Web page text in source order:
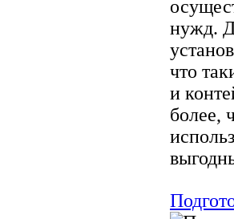
нужд.
что
и
более,